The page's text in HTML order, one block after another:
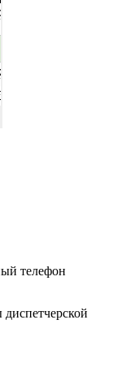
телефон